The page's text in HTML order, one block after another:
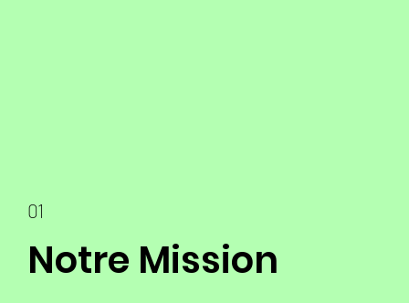
01
Notre Mission